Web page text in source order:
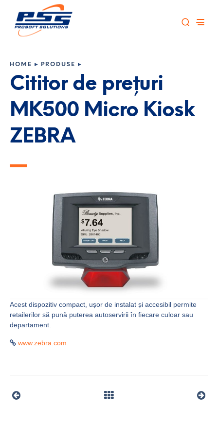
HOME ▸ PRODUSE ▸
Cititor de prețuri
MK500 Micro Kiosk
ZEBRA
Acest dispozitiv compact, ușor de instalat și accesibil permite
retailerilor să pună puterea autoservirii în fiecare culoar sau
departament.
www.zebra.com